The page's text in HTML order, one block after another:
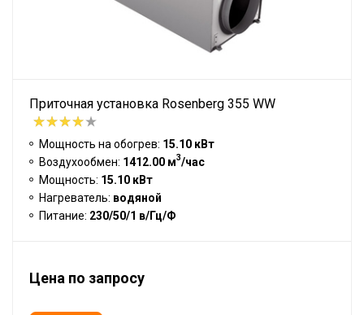
Приточная установка Rosenberg 355 WW
Мощность на обогрев: 15.10 кВт
Воздухообмен: 1412.00 м3/час
Мощность: 15.10 кВт
Нагреватель: водяной
Питание: 230/50/1 в/Гц/Ф
Цена по запросу